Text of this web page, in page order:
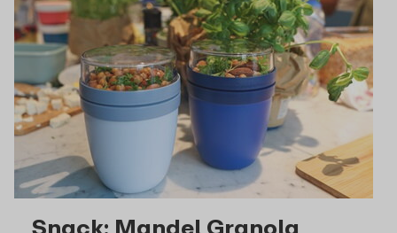
Snack: Mandel Granola